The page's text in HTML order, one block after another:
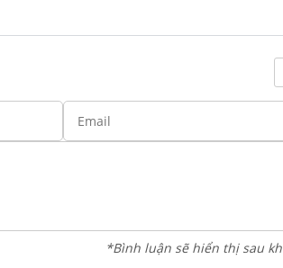
*Bình luận sẽ hiển thị sau